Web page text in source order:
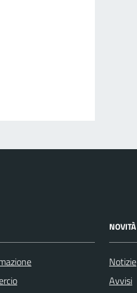
NOVITÀ
Notizie
Avvisi